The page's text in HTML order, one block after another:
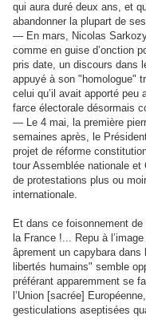
qui aura duré deux ans, et
abandonner la plupart de
— En mars, Nicolas
comme en guise d’onction
pris date, un discours dans
appuyé à son "homologue"
celui qu’il avait apporté peu
farce électorale désormais
— Le 4 mai, la première
semaines après, le
projet de réforme
tour Assemblée nationale
de protestations plus ou
internationale.
Et dans ce foisonnement
la France !... Repu à
âprement un capybara
libertés humains" semble
préférant apparemment se
l’Union [sacrée]
gesticulations aseptisées